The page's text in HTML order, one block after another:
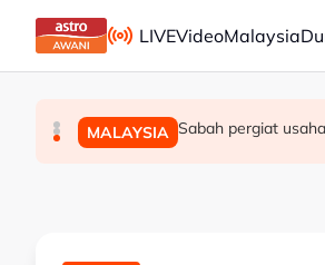
Skip to main content
LIVEVideoMalaysia
BISNES Prestasi KDNK suku
MALAYSIA PDRM perkasa
MALAYSIA Sabah pergiat